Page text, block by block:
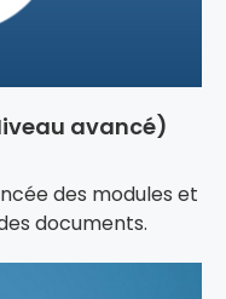
avancé)
des modules et
documents.